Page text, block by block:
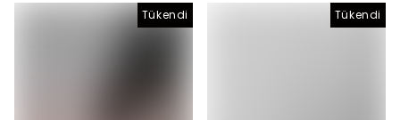
Tükendi Tükendi
Tükendi